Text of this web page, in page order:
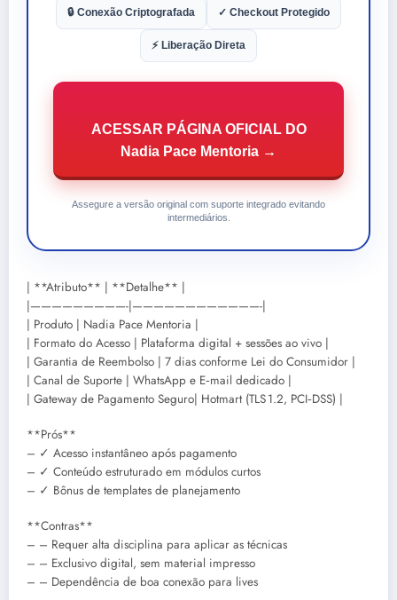
🔒 Conexão Criptografada ✓ Checkout Protegido
⚡ Liberação Direta
ACESSAR PÁGINA OFICIAL DO
Nadia Pace Mentoria →
Assegure a versão original com suporte integrado evitando
intermediários.
| **Atributo** | **Detalhe** |
|—————————-|————————————-|
| Produto | Nadia Pace Mentoria |
| Formato do Acesso | Plataforma digital + sessões ao vivo |
| Garantia de Reembolso | 7 dias conforme Lei do Consumidor |
| Canal de Suporte | WhatsApp e E‑mail dedicado |
| Gateway de Pagamento Seguro| Hotmart (TLS 1.2, PCI‑DSS) |
**Prós**
– ✓ Acesso instantâneo após pagamento
– ✓ Conteúdo estruturado em módulos curtos
– ✓ Bônus de templates de planejamento
**Contras**
– – Requer alta disciplina para aplicar as técnicas
– – Exclusivo digital, sem material impresso
– – Dependência de boa conexão para lives